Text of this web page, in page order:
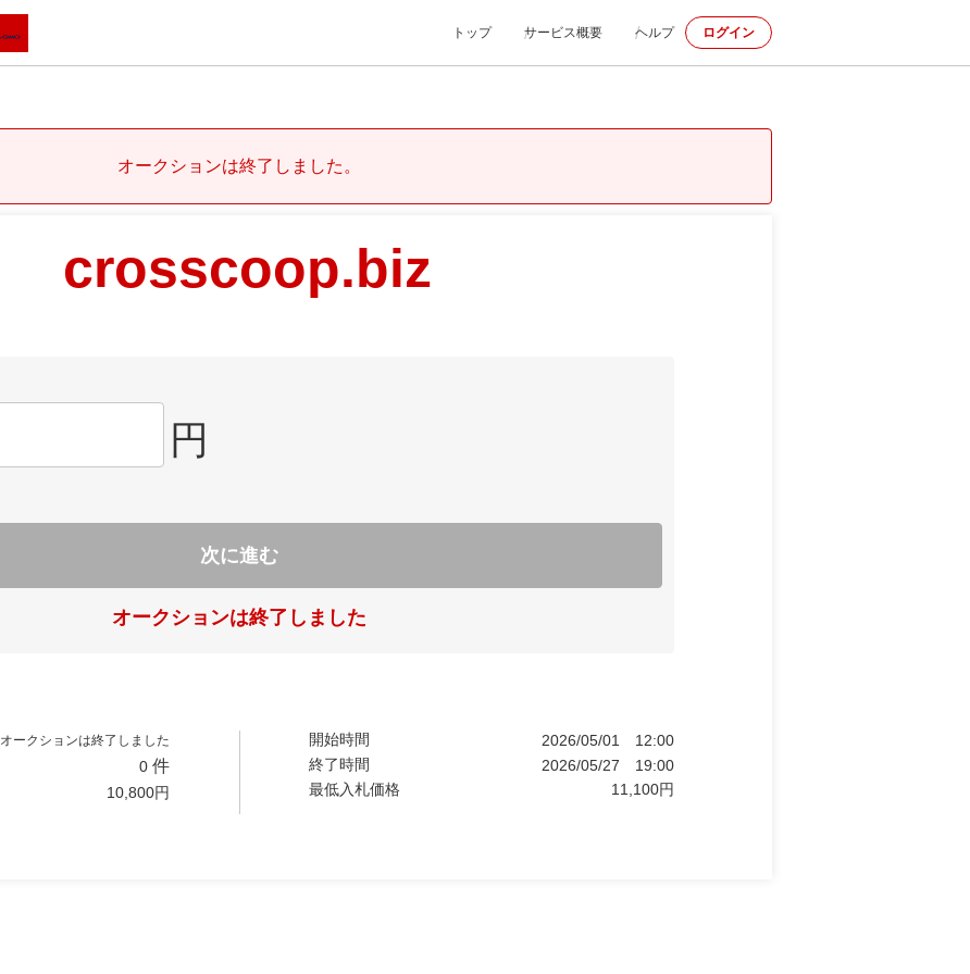
トップ サービス概要 ヘルプ ログイン
オークションは終了しました。
crosscoop.biz
円
次に進む
オークションは終了しました
オークションは終了しました
0 件
10,800円
開始時間 2026/05/01
12:00
終了時間
2026/05/27
19:00
最低入札価格
11,100円